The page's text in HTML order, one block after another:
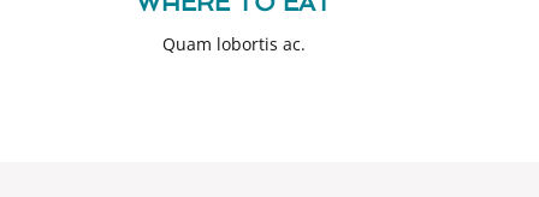
Quam lobortis ac.